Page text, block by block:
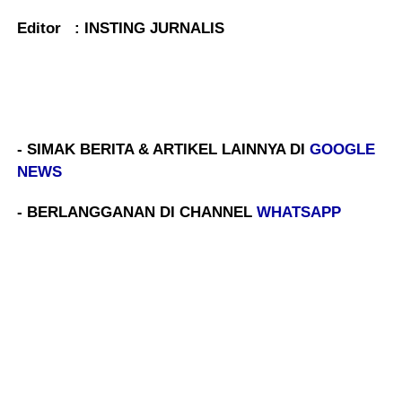
Editor : INSTING JURNALIS
- SIMAK BERITA & ARTIKEL LAINNYA DIGOOGLE
NEWS
- BERLANGGANAN DI CHANNELWHATSAPP